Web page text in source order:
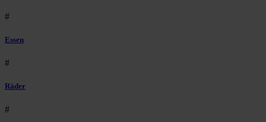
#
Essen
#
Räder
#